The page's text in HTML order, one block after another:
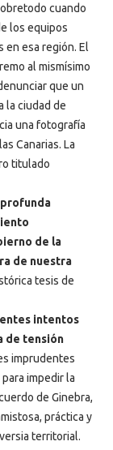
cuando
los equipos
esa región. El
al mismísimo
que un
la ciudad de
una fotografía
Canarias. La
titulado
profunda
de la
de nuestra
tesis de
intentos
de tensión
imprudentes
impedir la
de Ginebra,
práctica y
territorial.